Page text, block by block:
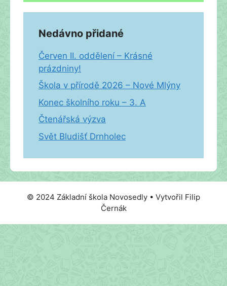
Nedávno přidané
Červen II. oddělení – Krásné
prázdniny!
Škola v přírodě 2026 – Nové Mlýny
Konec školního roku – 3. A
Čtenářská výzva
Svět Bludišť Drnholec
© 2024 Základní škola Novosedly • Vytvořil Filip
Černák